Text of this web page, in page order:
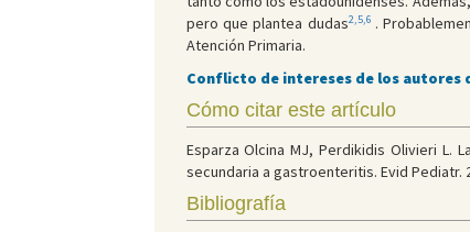
pero que plantea dudas2,5,6 .
Atención Primaria.
Conflicto de intereses de los autores
Cómo citar este artículo
Esparza Olcina MJ, Perdikidis Olivieri
secundaria a gastroenteritis. Evid Pediatr.
Bibliografía